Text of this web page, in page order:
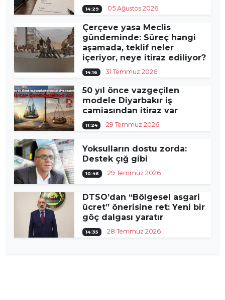
14:29 05 Ağustos 2026
Çerçeve yasa Meclis
gündeminde: Süreç hangi
aşamada, teklif neler
içeriyor, neye itiraz ediliyor?
14:16 31 Temmuz 2026
50 yıl önce vazgeçilen
modele Diyarbakır iş
camiasından itiraz var
11:24 29 Temmuz 2026
Yoksulların dostu zorda:
Destek çığ gibi
10:46 29 Temmuz 2026
DTSO’dan “Bölgesel asgari
ücret” önerisine ret: Yeni bir
göç dalgası yaratır
14:35 28 Temmuz 2026